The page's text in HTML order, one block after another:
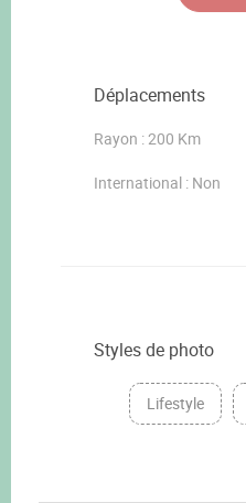
Déplacements
Rayon : 200 Km
International : Non
Styles de photo
Lifestyle